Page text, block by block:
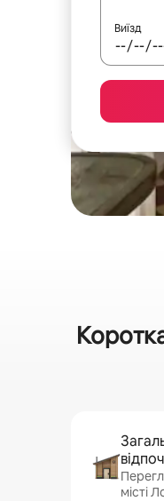
Виїзд
місті